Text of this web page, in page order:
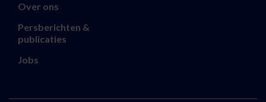
Over ons
Persberichten &
publicaties
Jobs